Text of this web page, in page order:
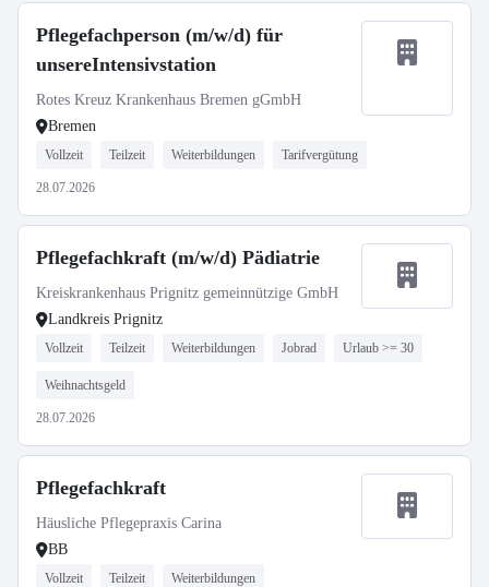
Pflegefachperson (m/w/d) für
unsereIntensivstation
Rotes Kreuz Krankenhaus Bremen gGmbH
Bremen
Vollzeit Teilzeit Weiterbildungen Tarifvergütung
28.07.2026
Pflegefachkraft (m/w/d) Pädiatrie
Kreiskrankenhaus Prignitz gemeinnützige GmbH
Landkreis Prignitz
Vollzeit Teilzeit Weiterbildungen Jobrad Urlaub >= 30
Weihnachtsgeld
28.07.2026
Pflegefachkraft
Häusliche Pflegepraxis Carina
BB
Vollzeit Teilzeit Weiterbildungen